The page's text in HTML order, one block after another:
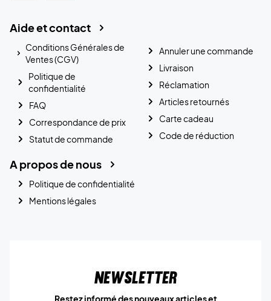
Aide et contact
Conditions Générales de
Ventes (CGV)
Politique de
confidentialité
FAQ
Correspondance de prix
Statut de commande
Annuler une commande
Livraison
Réclamation
Articles retournés
Carte cadeau
Code de réduction
A propos de nous
Politique de confidentialité
Mentions légales
Newsletter
Restez informé des nouveaux articles et